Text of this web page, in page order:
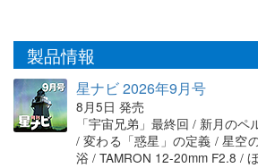
製品情報
星ナビ 2026年9月号
8月5日 発売
「宇宙兄弟」最終回 / 新月の
/ 変わる「惑星」の定義 / 星空
浴 / TAMRON 12-20mm F2.8 /